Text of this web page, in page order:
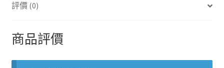
鋼
間
奏
評價 (0)
商品評價